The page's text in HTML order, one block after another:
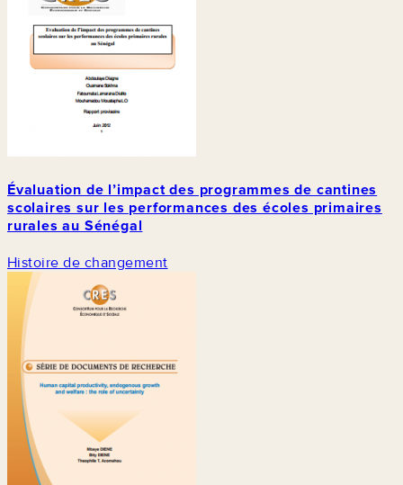
Évaluation de l’impact des programmes de cantines
scolaires sur les performances des écoles primaires
rurales au Sénégal
Histoire de changement